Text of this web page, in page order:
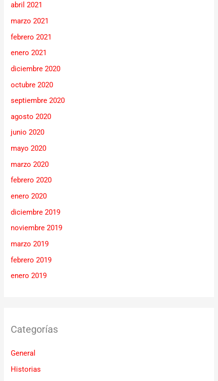
abril 2021
marzo 2021
febrero 2021
enero 2021
diciembre 2020
octubre 2020
septiembre 2020
agosto 2020
junio 2020
mayo 2020
marzo 2020
febrero 2020
enero 2020
diciembre 2019
noviembre 2019
marzo 2019
febrero 2019
enero 2019
Categorías
General
Historias